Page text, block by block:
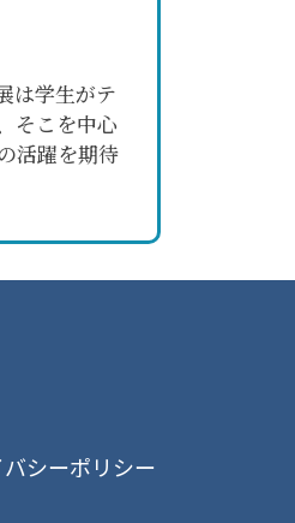
は学生がテ
そこを中心
活躍を期待
シーポリシー